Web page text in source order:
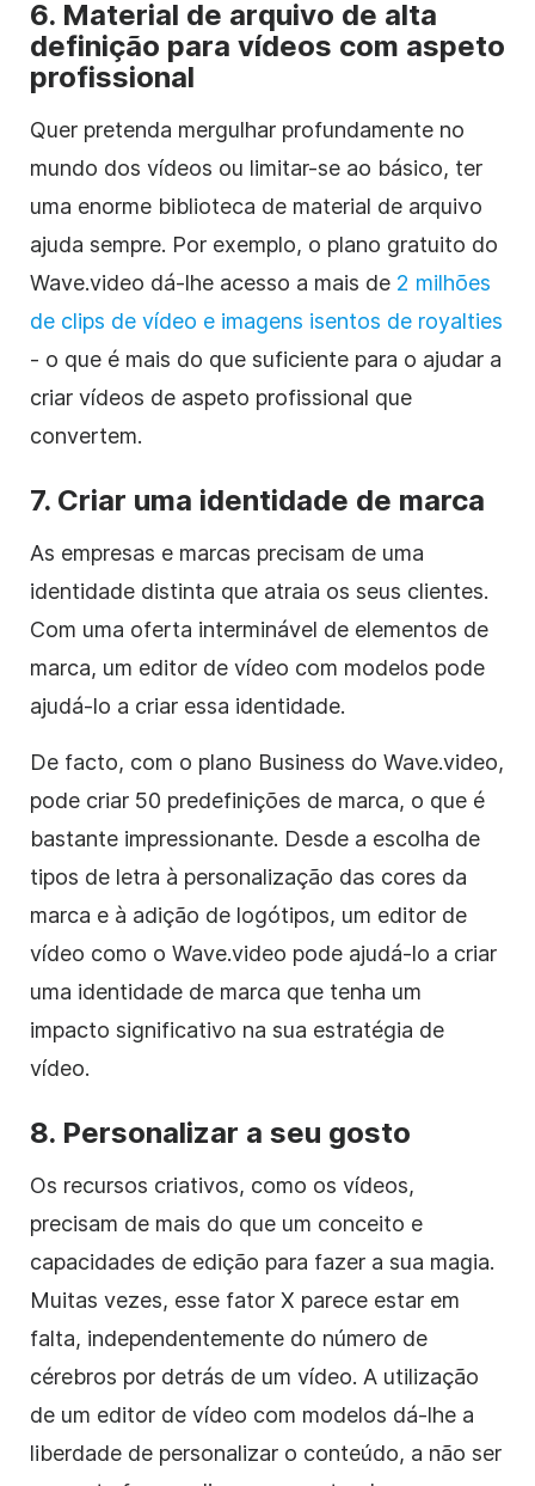
6. Material de arquivo de alta
definição para vídeos com aspeto
profissional
Quer pretenda mergulhar profundamente no
mundo dos vídeos ou limitar-se ao básico, ter
uma enorme biblioteca de material de arquivo
ajuda sempre. Por exemplo, o plano gratuito do
Wave.video dá-lhe acesso a mais de 2 milhões
de clips de vídeo e imagens isentos de royalties
- o que é mais do que suficiente para o ajudar a
criar vídeos de aspeto profissional que
convertem.
7. Criar uma identidade de marca
As empresas e marcas precisam de uma
identidade distinta que atraia os seus clientes.
Com uma oferta interminável de elementos de
marca, um editor de vídeo com modelos pode
ajudá-lo a criar essa identidade.
De facto, com o plano Business do Wave.video,
pode criar 50 predefinições de marca, o que é
bastante impressionante. Desde a escolha de
tipos de letra à personalização das cores da
marca e à adição de logótipos, um editor de
vídeo como o Wave.video pode ajudá-lo a criar
uma identidade de marca que tenha um
impacto significativo na sua estratégia de
vídeo.
8. Personalizar a seu gosto
Os recursos criativos, como os vídeos,
precisam de mais do que um conceito e
capacidades de edição para fazer a sua magia.
Muitas vezes, esse fator X parece estar em
falta, independentemente do número de
cérebros por detrás de um vídeo. A utilização
de um editor de vídeo com modelos dá-lhe a
liberdade de personalizar o conteúdo, a não ser